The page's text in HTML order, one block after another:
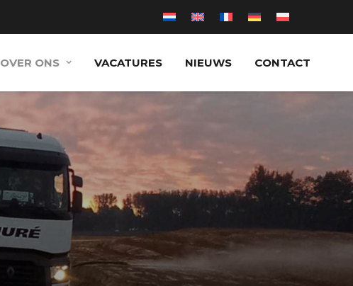
OVER ONS VACATURES NIEUWS CONTACT